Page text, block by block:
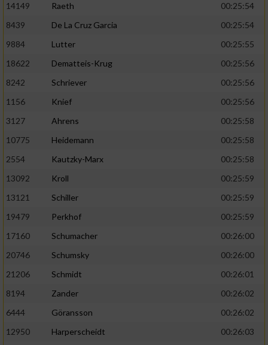
14149
Raeth
00:25:54
8439
De La Cruz Garcia
00:25:54
9884
Lutter
00:25:55
18622
Dematteis-Krug
00:25:56
8242
Schriever
00:25:56
1156
Knief
00:25:56
3127
Ahrens
00:25:58
10775
Heidemann
00:25:58
2554
Kautzky-Marx
00:25:58
13092
Kroll
00:25:59
13121
Schiller
00:25:59
19479
Perkhof
00:25:59
17160
Schumacher
00:26:00
20746
Schumsky
00:26:00
21206
Schmidt
00:26:01
8194
Zander
00:26:02
6444
Göransson
00:26:02
12950
Harperscheidt
00:26:03
Analyse von Zielgruppen durch Statistiken
verschiedenen Quellen
Entwicklung und Verbesserung der Angebote
Verwendung reduzierter Daten zur Auswahl
Verwendung genauer Standortdaten
Informationen identifizieren
Nicht-IAB-Verarbeitungszwecke: